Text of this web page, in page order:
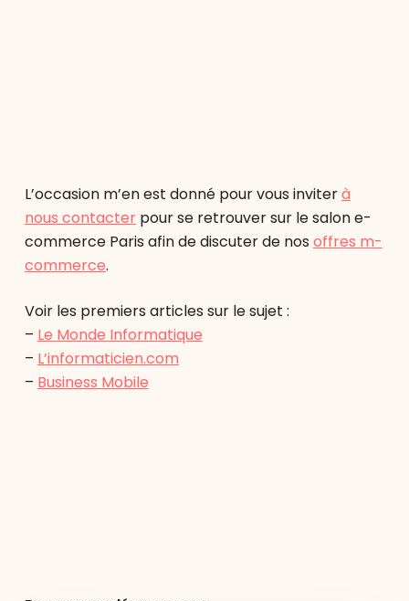
L’occasion m’en est donné pour vous inviterà
nous contacterpour se retrouver sur le salon e-
commerce Paris afin de discuter de nos offres m-
commerce.
Voir les premiers articles sur le sujet :
– Le Monde Informatique
– L’informaticien.com
– Business Mobile